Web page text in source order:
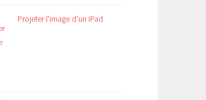
Projeter l'image d'un iPad